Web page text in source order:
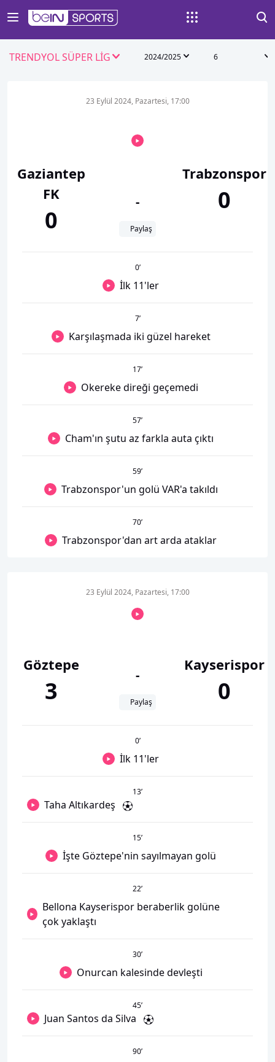
TRENDYOL SÜPER LİG 2024/2025 6
Gaziantep
FK
0
23 Eylül 2024, Pazartesi, 17:00
-
Paylaş
Trabzonspor
0
0’
İlk 11'ler
7’
Karşılaşmada iki güzel hareket
17’
Okereke direği geçemedi
57’
Cham'ın şutu az farkla auta çıktı
59’
Trabzonspor'un golü VAR'a takıldı
70’
Trabzonspor'dan art arda ataklar
Göztepe
3
23 Eylül 2024, Pazartesi, 17:00
-
Paylaş
Kayserispor
0
0’
İlk 11'ler
13’
Taha Altıkardeş
15’
İşte Göztepe'nin sayılmayan golü
22’
Bellona Kayserispor beraberlik golüne
çok yaklaştı
30’
Onurcan kalesinde devleşti
45’
Juan Santos da Silva
90’